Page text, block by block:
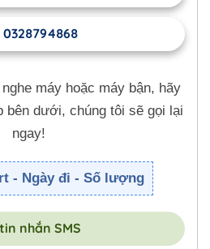
0328794868
máy hoặc máy bận, hãy
bên dưới, chúng tôi sẽ gọi lại
ngay!
- Ngày đi - Số lượng
nhắn SMS